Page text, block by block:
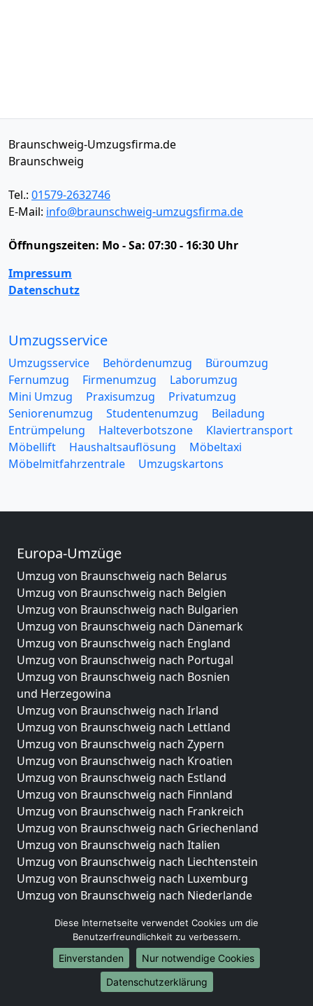
Braunschweig-Umzugsfirma.de
Braunschweig
Tel.: 01579-2632746
E-Mail: info@braunschweig-umzugsfirma.de
Öffnungszeiten: Mo - Sa: 07:30 - 16:30 Uhr
Impressum
Datenschutz
Umzugsservice
Umzugsservice Behördenumzug
Büroumzug
Fernumzug
Firmenumzug
Laborumzug
Mini Umzug
Praxisumzug
Privatumzug
Seniorenumzug
Studentenumzug
Beiladung
Entrümpelung
Halteverbotszone
Klaviertransport
Möbellift
Haushaltsauflösung
Möbeltaxi
Möbelmitfahrzentrale
Umzugskartons
Europa-Umzüge
Umzug von Braunschweig nach Belarus
Umzug von Braunschweig nach Belgien
Umzug von Braunschweig nach Bulgarien
Umzug von Braunschweig nach Dänemark
Umzug von Braunschweig nach England
Umzug von Braunschweig nach Portugal
Umzug von Braunschweig nach Bosnien
und Herzegowina
Umzug von Braunschweig nach Irland
Umzug von Braunschweig nach Lettland
Umzug von Braunschweig nach Zypern
Umzug von Braunschweig nach Kroatien
Umzug von Braunschweig nach Estland
Umzug von Braunschweig nach Finnland
Umzug von Braunschweig nach Frankreich
Umzug von Braunschweig nach Griechenland
Umzug von Braunschweig nach Italien
Umzug von Braunschweig nach Liechtenstein
Umzug von Braunschweig nach Luxemburg
Umzug von Braunschweig nach Niederlande
Umzüge-Deutschlandweit
Umzug von Braunschweig nach Berlin
Umzug von Braunschweig nach Hamburg
Umzug von Braunschweig nach München
Diese Internetseite verwendet Cookies um die
Benutzerfreundlichkeit zu verbessern.
Einverstanden
Nur notwendige Cookies
Datenschutzerklärung